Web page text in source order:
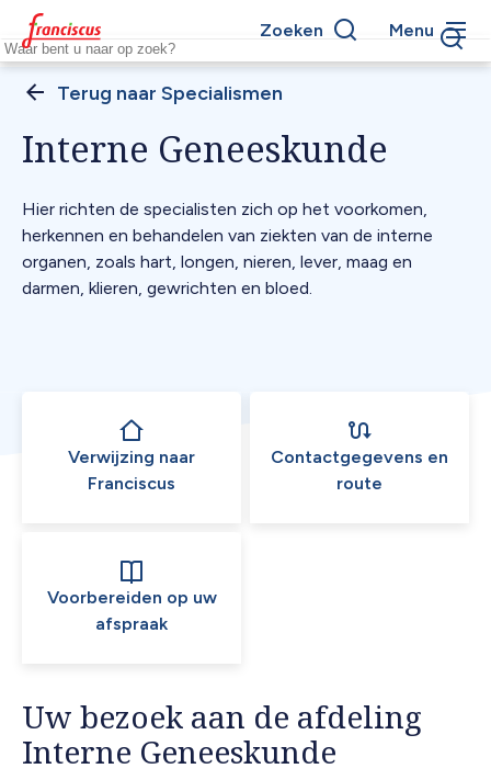
Overslaan
en
naar
gaan
Keywords
Zoeken Menu
Specialismen
Interne Geneeskunde
Hier richten de specialisten zich op het voorkomen,
herkennen en behandelen van ziekten van de interne
organen, zoals hart, longen, nieren, lever, maag en
darmen, klieren, gewrichten en bloed.
Verwijzing naar
Franciscus
Contactgegevens en
route
Voorbereiden op uw
afspraak
Uw bezoek aan de afdeling
Interne Geneeskunde